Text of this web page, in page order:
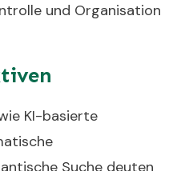
und Organisation
KI-basierte
Suche deuten